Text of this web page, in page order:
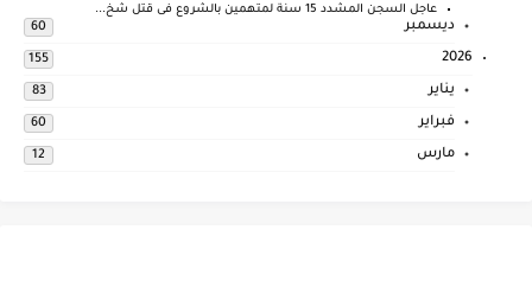
عاجل السجن المشدد 15 سنة لمتهمين بالشروع فى قتل شخ...
ديسمبر 60
2026
155
يناير 83
فبراير 60
مارس 12